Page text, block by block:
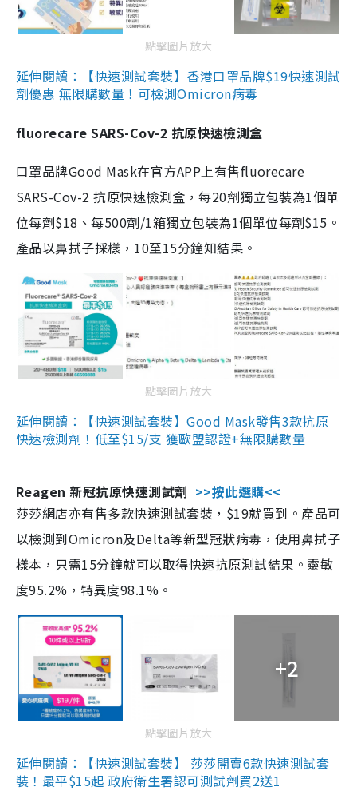
點擊圖片放大
延伸閱讀：【快速測試套裝】香港口罩品牌$19快速測試
劑優惠 無限購數量！可檢測Omicron病毒
fluorecare SARS-Cov-2 抗原快速檢測盒
口罩品牌Good Mask在官方APP上有售fluorecare
SARS-Cov-2 抗原快速檢測盒，每20劑獨立包裝為1個單
位每劑$18、每500劑/1箱獨立包裝為1個單位每劑$15。
產品以鼻拭子採樣，10至15分鐘知結果。
點擊圖片放大
延伸閱讀：【快速測試套裝】Good Mask發售3款抗原
快速檢測劑！低至$15/支 獲歐盟認證+無限購數量
Reagen 新冠抗原快速測試劑 >>按此選購<<
莎莎網店亦有售多款快速測試套裝，$19就買到。產品可
以檢測到Omicron及Delta等新型冠狀病毒，使用鼻拭子
樣本，只需15分鐘就可以取得快速抗原測試結果。靈敏
度95.2%，特異度98.1%。
+2
點擊圖片放大
延伸閱讀：【快速測試套裝】 莎莎開賣6款快速測試套
裝！最平$15起 政府衛生署認可測試劑買2送1